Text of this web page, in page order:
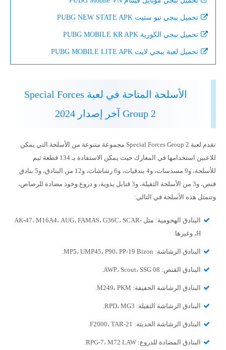
تحميل ببجي نيو ستيت PUBG NEW STATE APK
تحميل ببجي الكورية PUBG MOBILE KR APK
تحميل لعبة ببجي لايت PUBG MOBILE LITE APK
الأسلحة المتاحة في لعبة Special Forces
Group 2 آخر إصدار 2024
تقدم لعبة Special Forces Group 2 مجموعة متنوعة من الأسلحة التي يمكن
للاعبين استخدامها في المعارك حيث يمكن الاستفادة بـ 134 قطعة ثيم
للأسلحة، و9 مسدسات، و4 بندقيات، و6 رشاشات، و12 من البنادق، و5 بنادق
قنص، و3 من الأسلحة الثقيلة، و3 قنابل يدوية، و دروع وخوذ مضادة للرصاص،
وتتمثل هذه الأسلحة في التالي:
البنادق الهجومية: مثل AK-47، M16A4، AUG، FAMAS، G36C، SCAR-
H، وغيرها.
البنادق الرشاشة: MP5، UMP45، P90، PP-19 Bizon.
البنادق القنص: AWP، Scout، SSG 08.
البنادق الرشاشة الخفيفة: M249، PKM.
البنادق الرشاشة الثقيلة: RPD، MG3.
البنادق الرشاشة الحديثة: F2000، TAR-21.
البنادق المضادة للدروع: RPG-7، M72 LAW.